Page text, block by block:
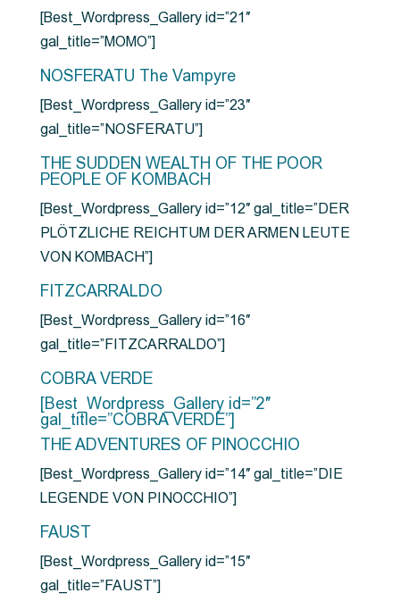
[Best_Wordpress_Gallery id=”21″
gal_title=”MOMO”]
NOSFERATU The Vampyre
[Best_Wordpress_Gallery id=”23″
gal_title=”NOSFERATU”]
THE SUDDEN WEALTH OF THE POOR
PEOPLE OF KOMBACH
[Best_Wordpress_Gallery id=”12″ gal_title=”DER
PLÖTZLICHE REICHTUM DER ARMEN LEUTE
VON KOMBACH”]
FITZCARRALDO
[Best_Wordpress_Gallery id=”16″
gal_title=”FITZCARRALDO”]
COBRA VERDE
[Best_Wordpress_Gallery id=”2″
gal_title=”COBRA VERDE”]
THE ADVENTURES OF PINOCCHIO
[Best_Wordpress_Gallery id=”14″ gal_title=”DIE
LEGENDE VON PINOCCHIO”]
FAUST
[Best_Wordpress_Gallery id=”15″
gal_title=”FAUST”]